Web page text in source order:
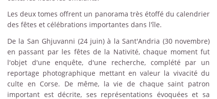
Les deux tomes offrent un panorama très étoffé du calendrier
des fêtes et célébrations importantes dans l'île.
De la San Ghjuvanni (24 juin) à la Sant'Andria (30 novembre)
en passant par les fêtes de la Nativité, chaque moment fut
l'objet d'une enquête, d'une recherche, complété par un
reportage photographique mettant en valeur la vivacité du
culte en Corse. De même, la vie de chaque saint patron
important est décrite, ses représentations évoquées et sa